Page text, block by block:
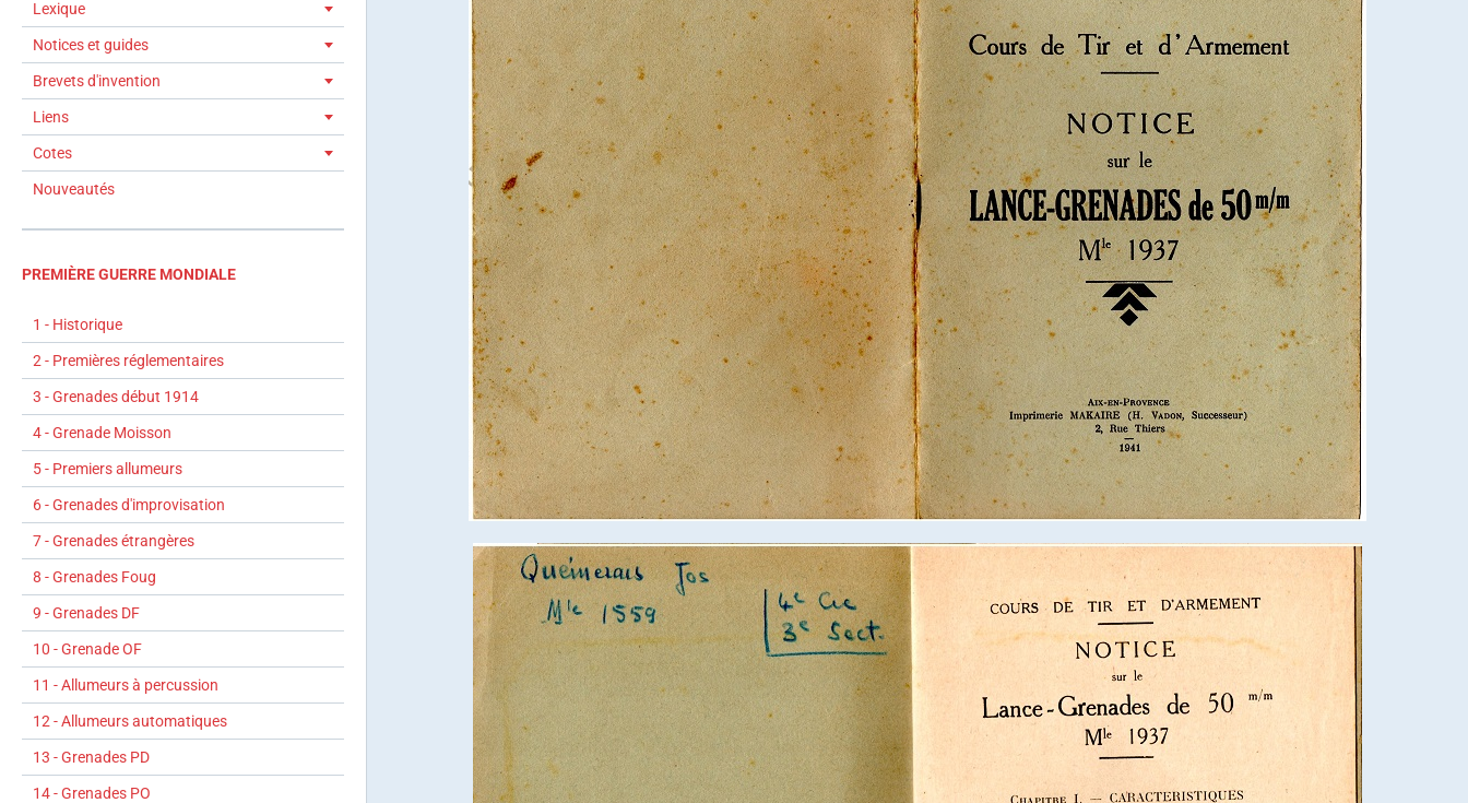
Lexique
Notices et guides
Brevets d'invention
Liens
Cotes
Nouveautés
PREMIÈRE GUERRE MONDIALE
1 - Historique
2 - Premières réglementaires
3 - Grenades début 1914
4 - Grenade Moisson
5 - Premiers allumeurs
6 - Grenades d'improvisation
7 - Grenades étrangères
8 - Grenades Foug
9 - Grenades DF
10 - Grenade OF
11 - Allumeurs à percussion
12 - Allumeurs automatiques
13 - Grenades PD
14 - Grenades PO